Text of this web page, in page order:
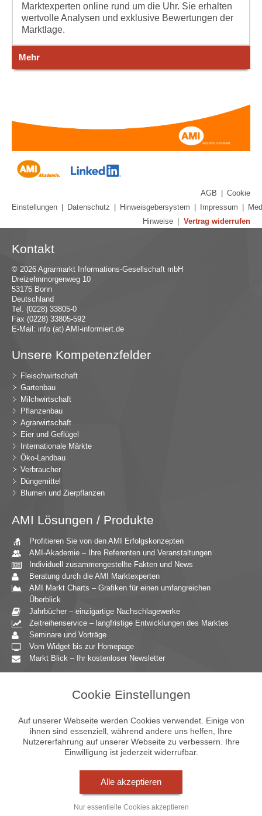
Marktexperten online rund um die Uhr. Sie erhalten
wertvolle Analysen und exklusive Bewertungen der
Marktlage.
Mehr
AGB
Cookie
Einstellungen
Datenschutz Hinweisgebersystem Impressum
Hinweise
Vertrag widerrufen
Kontakt
© 2026 Agrarmarkt Informations-Gesellschaft mbH
Dreizehnmorgenweg 10
53175 Bonn
Deutschland
Tel. (0228) 33805-0
Fax (0228) 33805-592
E-Mail: info (at) AMI-informiert.de
Unsere Kompetenzfelder
Fleischwirtschaft
Gartenbau
Milchwirtschaft
Pflanzenbau
Agrarwirtschaft
Eier und Geflügel
Internationale Märkte
Öko-Landbau
Verbraucher
Düngemittel
Blumen und Zierpflanzen
AMI Lösungen / Produkte
Profitieren Sie von den AMI Erfolgskonzepten
AMI-Akademie – Ihre Referenten und Veranstaltungen
Individuell zusammengestellte Fakten und News
Beratung durch die AMI Marktexperten
AMI Markt Charts – Grafiken für einen umfangreichen
Überblick
Jahrbücher – einzigartige Nachschlagewerke
Zeitreihenservice – langfristige Entwicklungen des Marktes
Seminare und Vorträge
Vom Widget bis zur Homepage
Markt Blick – Ihr kostenloser Newsletter
Unternehmensberatung
Ernährungsgewerbe
Einzelhandel
Bildung & Wissenschaft
Cookie Einstellungen
Auf unserer Webseite werden Cookies verwendet. Einige von
ihnen sind essenziell, während andere uns helfen, Ihre
Nutzererfahrung auf unserer Webseite zu verbessern. Ihre
Einwilligung ist jederzeit widerrufbar.
Alle akzeptieren
Nur essentielle Cookies akzeptieren